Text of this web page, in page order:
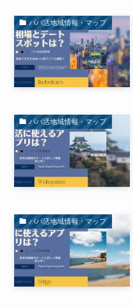
パパ活地域情報・マップ
パパ活地域情報・マップ
パパ活地域情報・マップ